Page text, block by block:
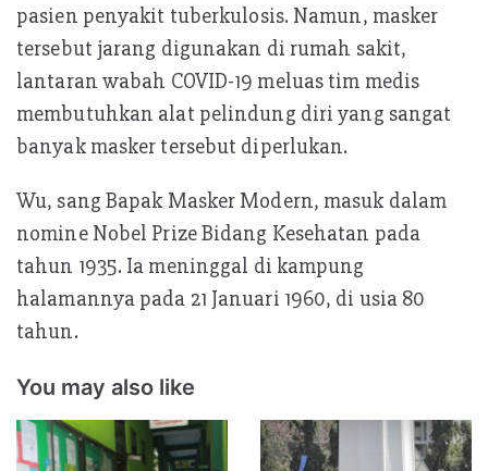
pasien penyakit tuberkulosis. Namun, masker
tersebut jarang digunakan di rumah sakit,
lantaran wabah COVID-19 meluas tim medis
membutuhkan alat pelindung diri yang sangat
banyak masker tersebut diperlukan.
Wu, sang Bapak Masker Modern, masuk dalam
nomine Nobel Prize Bidang Kesehatan pada
tahun 1935. Ia meninggal di kampung
halamannya pada 21 Januari 1960, di usia 80
tahun.
You may also like